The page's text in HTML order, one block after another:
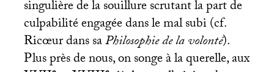
singulière de la souillure scrutant la part de
culpabilité engagée dans le mal subi (cf.
Ricœur dans saPhilosophie de la volonté).
Plus près de nous, on songe à la querelle, aux